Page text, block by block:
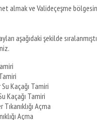
almak ve Valideçeşme
aşağıdaki şekilde
Kaçağı Tamiri
Kaçağı Tamiri
Açma
Açma